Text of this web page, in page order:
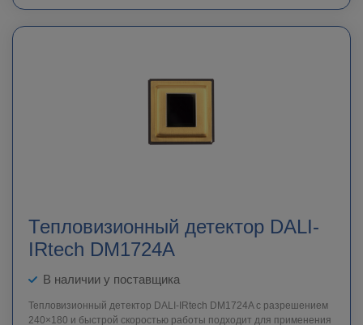
Тепловизионный детектор DALI-
IRtech DM1724A
В наличии у поставщика
Тепловизионный детектор DALI-IRtech DM1724A c разрешением
240×180 и быстрой скоростью работы подходит для применения